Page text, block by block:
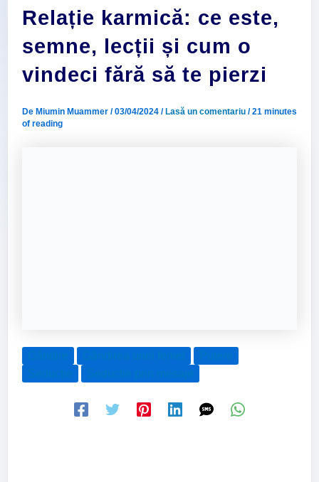
Relație karmică: ce este,
semne, lecții și cum o
vindeci fără să te pierzi
De Miumin Muammer /03/04/2024 /Lasă un comentariu /21 minutes
of reading
Gândire Gândirea unei femei
Putere
Seducție
Seductie prin mesaje